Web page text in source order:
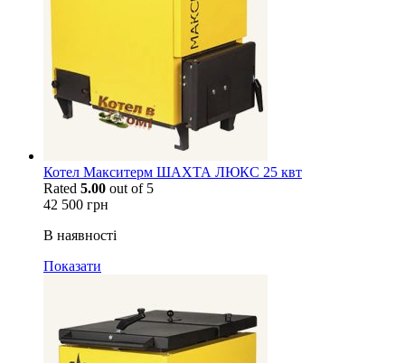
Котел Макситерм ШАХТА ЛЮКС 25 квт
Rated 5.00 out of 5
42 500 грн
В наявності
Показати